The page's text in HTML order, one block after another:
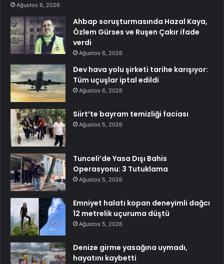
Ağustos 6, 2026
Ahbap soruşturmasında Hazal Kaya,
Özlem Gürses ve Ruşen Çakır ifade
verdi
Ağustos 6, 2026
Dev hava yolu şirketi tarihe karışıyor:
Tüm uçuşlar iptal edildi
Ağustos 6, 2026
Siirt’te bayram temizliği faciası
Ağustos 5, 2026
Tunceli’de Yasa Dışı Bahis
Operasyonu: 3 Tutuklama
Ağustos 5, 2026
Emniyet halatı kopan deneyimli dağcı
12 metrelik uçuruma düştü
Ağustos 5, 2026
Denize girme yasağına uymadı,
hayatını kaybetti